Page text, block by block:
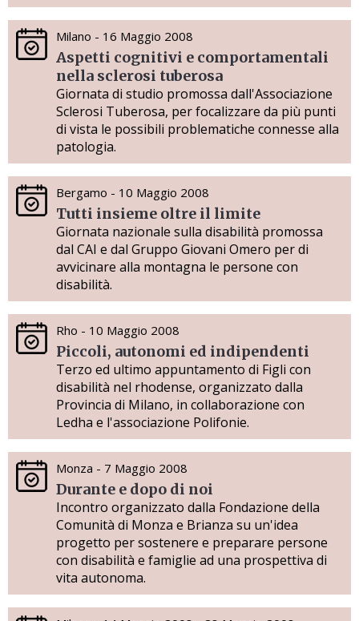
Milano - 16 Maggio 2008
Aspetti cognitivi e comportamentali
nella sclerosi tuberosa
Giornata di studio promossa dall'Associazione
Sclerosi Tuberosa, per focalizzare da più punti
di vista le possibili problematiche connesse alla
patologia.
Bergamo - 10 Maggio 2008
Tutti insieme oltre il limite
Giornata nazionale sulla disabilità promossa
dal CAI e dal Gruppo Giovani Omero per di
avvicinare alla montagna le persone con
disabilità.
Rho - 10 Maggio 2008
Piccoli, autonomi ed indipendenti
Terzo ed ultimo appuntamento di Figli con
disabilità nel rhodense, organizzato dalla
Provincia di Milano, in collaborazione con
Ledha e l'associazione Polifonie.
Monza - 7 Maggio 2008
Durante e dopo di noi
Incontro organizzato dalla Fondazione della
Comunità di Monza e Brianza su un'idea
progetto per sostenere e preparare persone
con disabilità e famiglie ad una prospettiva di
vita autonoma.